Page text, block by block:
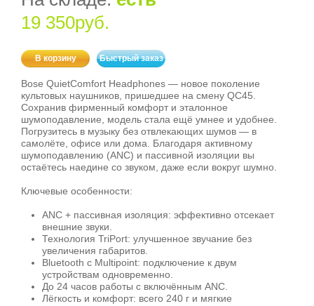
19 350руб.
В корзину Быстрый заказ
Bose QuietComfort Headphones — новое поколение
культовых наушников, пришедшее на смену QC45.
Сохранив фирменный комфорт и эталонное
шумоподавление, модель стала ещё умнее и удобнее.
Погрузитесь в музыку без отвлекающих шумов — в
самолёте, офисе или дома. Благодаря активному
шумоподавлению (ANC) и пассивной изоляции вы
остаётесь наедине со звуком, даже если вокруг шумно.
Ключевые особенности:
ANC + пассивная изоляция: эффективно отсекает
внешние звуки.
Технология TriPort: улучшенное звучание без
увеличения габаритов.
Bluetooth с Multipoint: подключение к двум
устройствам одновременно.
До 24 часов работы с включённым ANC.
Лёгкость и комфорт: всего 240 г и мягкие